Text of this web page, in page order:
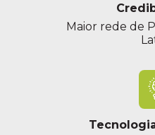
Maior rede de